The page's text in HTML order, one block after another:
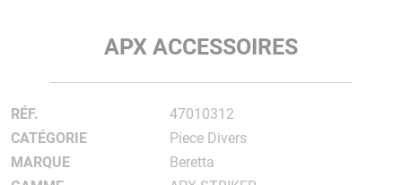
APX ACCESSOIRES
RÉF.
47010312
CATÉGORIE
Piece Divers
MARQUE
Beretta